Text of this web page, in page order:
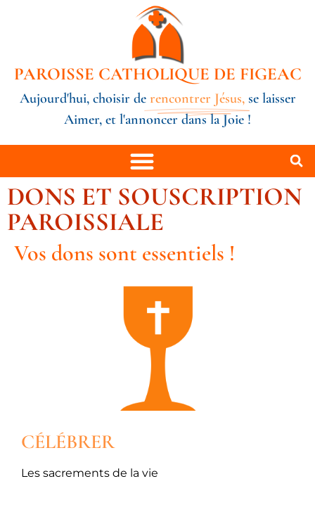
PAROISSE CATHOLIQUE DE FIGEAC
Aujourd'hui, choisir de rencontrer Jésus, se laisser
Aimer, et l'annoncer dans la Joie !
DONS ET SOUSCRIPTION
PAROISSIALE
Vos dons sont essentiels !
CÉLÉBRER
Les sacrements de la vie